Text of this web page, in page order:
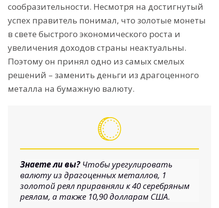
сообразительности. Несмотря на достигнутый
успех правитель понимал, что золотые монеты
в свете быстрого экономического роста и
увеличения доходов страны неактуальны.
Поэтому он принял одно из самых смелых
решений – заменить деньги из драгоценного
металла на бумажную валюту.
Знаете ли вы?Чтобы урегулировать
валюту из драгоценных металлов, 1
золотой реял приравняли к 40 серебряным
реялам, а также 10,90 долларам США.